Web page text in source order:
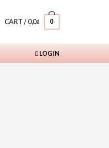
CART /0,0₫ 0
LOGIN